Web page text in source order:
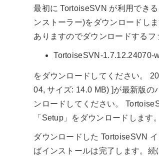
最初に TortoiseSVN が利用でき
ンストーラー)をダウンロードし
ありますのでダウンロードするフ
TortoiseSVN-1.7.12.24070-
をダウンロードしてください。
04, サイズ: 14.0 MB) ]が最新版の
ンロードしてください。
「Setup」をダウンロードします
ダウンロードした TortoiseSVN
ばインストールは完了します。